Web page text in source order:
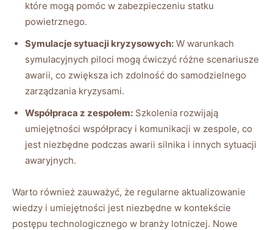
które ⁢mogą pomóc w zabezpieczeniu statku
powietrznego.
Symulacje ‌sytuacji ⁤kryzysowych: W warunkach​
symulacyjnych piloci mogą ćwiczyć⁢ różne‌ scenariusze
awarii, co zwiększa ich zdolność ​do samodzielnego
zarządzania kryzysami.
Współpraca z zespołem: Szkolenia rozwijają
umiejętności współpracy i komunikacji‍ w zespole, co⁢
jest⁣ niezbędne podczas awarii silnika ​i innych sytuacji
awaryjnych.
Warto również zauważyć, że regularne aktualizowanie
‌wiedzy i umiejętności ​jest ​niezbędne ⁤w⁤ kontekście
⁤postępu technologicznego w branży lotniczej. Nowe